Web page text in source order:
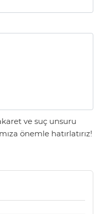
ve suç unsuru
önemle hatırlatırız!